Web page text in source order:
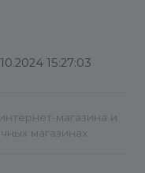
15:27:03
магазина и
магазинах